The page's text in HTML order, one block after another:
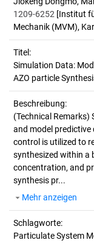
1209-6252 [Institut
Mechanik (MVM),
Titel:
Simulation Data:
AZO particle
Beschreibung:
(Technical Remarks)
and model
control is utilized to
synthesized within a
concentration, and
synthesis pr...
Mehr anzeigen
Schlagworte:
Particulate System